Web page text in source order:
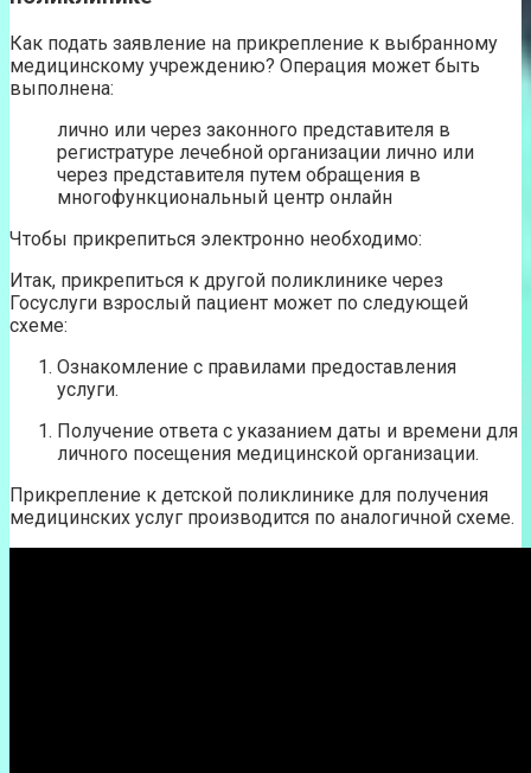
Как подать заявление на прикрепление к выбранному
медицинскому учреждению? Операция может быть
выполнена:
лично или через законного представителя в
регистратуре лечебной организации лично или
через представителя путем обращения в
многофункциональный центр онлайн
Чтобы прикрепиться электронно необходимо:
Итак, прикрепиться к другой поликлинике через
Госуслуги взрослый пациент может по следующей
схеме:
Ознакомление с правилами предоставления
услуги.
Получение ответа с указанием даты и времени для
личного посещения медицинской организации.
Прикрепление к детской поликлинике для получения
медицинских услуг производится по аналогичной схеме.